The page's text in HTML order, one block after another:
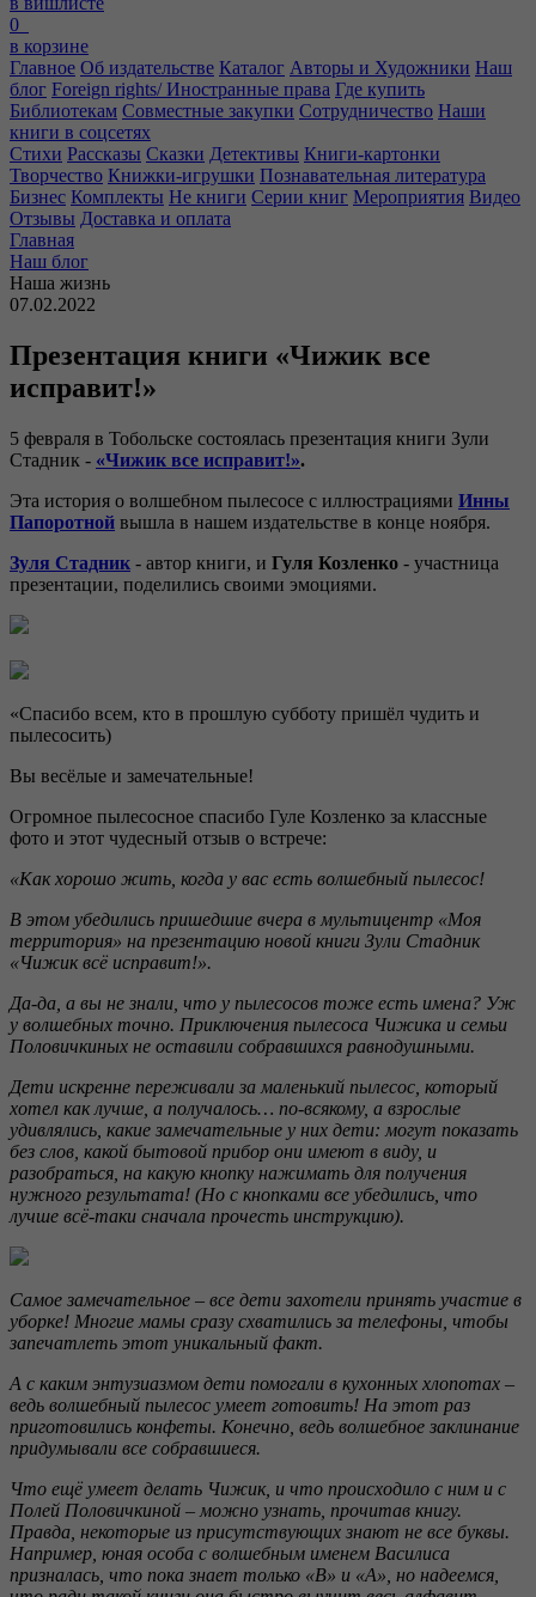
0
в корзине
Главное Об издательстве Каталог Авторы и Художники Наш
блог Foreign rights/ Иностранные права Где купить
Библиотекам Совместные закупки Сотрудничество Наши
книги в соцсетях
Стихи Рассказы Сказки Детективы Книги-картонки
Творчество Книжки-игрушки Познавательная литература
Бизнес Комплекты Не книги Серии книг Мероприятия Видео
Отзывы Доставка и оплата
Главная
Наш блог
Наша жизнь
07.02.2022
Презентация книги «Чижик все
исправит!»
5 февраля в Тобольске состоялась презентация книги Зули
Стадник - «Чижик все исправит!».
Эта история о волшебном пылесосе с иллюстрациями Инны
Папоротной вышла в нашем издательстве в конце ноября.
Зуля Стадник - автор книги, и Гуля Козленко - участница
презентации, поделились своими эмоциями.
«Спасибо всем, кто в прошлую субботу пришёл чудить и
пылесосить)
Вы весёлые и замечательные!
Огромное пылесосное спасибо Гуле Козленко за классные
фото и этот чудесный отзыв о встрече:
«Как хорошо жить, когда у вас есть волшебный пылесос!
В этом убедились пришедшие вчера в мультицентр «Моя
территория» на презентацию новой книги Зули Стадник
«Чижик всё исправит!».
Да-да, а вы не знали, что у пылесосов тоже есть имена? Уж
у волшебных точно. Приключения пылесоса Чижика и семьи
Половичкиных не оставили собравшихся равнодушными.
Дети искренне переживали за маленький пылесос, который
хотел как лучше, а получалось… по-всякому, а взрослые
удивлялись, какие замечательные у них дети: могут показать
без слов, какой бытовой прибор они имеют в виду, и
разобраться, на какую кнопку нажимать для получения
нужного результата! (Но с кнопками все убедились, что
лучше всё-таки сначала прочесть инструкцию).
Самое замечательное – все дети захотели принять участие в
уборке! Многие мамы сразу схватились за телефоны, чтобы
запечатлеть этот уникальный факт.
А с каким энтузиазмом дети помогали в кухонных хлопотах –
ведь волшебный пылесос умеет готовить! На этот раз
приготовились конфеты. Конечно, ведь волшебное заклинание
придумывали все собравшиеся.
Что ещё умеет делать Чижик, и что происходило с ним и с
Полей Половичкиной – можно узнать, прочитав книгу.
Правда, некоторые из присутствующих знают не все буквы.
Например, юная особа с волшебным именем Василиса
призналась, что пока знает только «В» и «А», но надеемся,